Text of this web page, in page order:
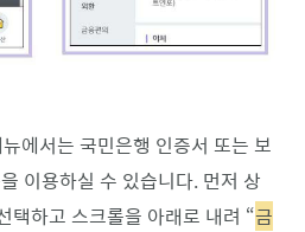
에서는 국민은행 인증서 또는 보
이용하실 수 있습니다. 먼저 상
택하고 스크롤을 아래로 내려 “금